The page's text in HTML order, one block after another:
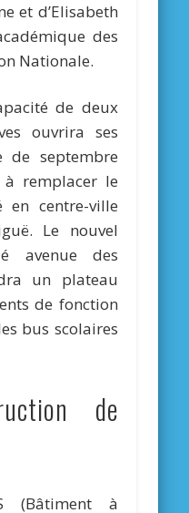
et d’Elisabeth
des
Nationale.
de deux
ouvrira ses
de septembre
remplacer le
en centre-ville
Le nouvel
avenue des
un plateau
de fonction
bus scolaires
de
(Bâtiment à